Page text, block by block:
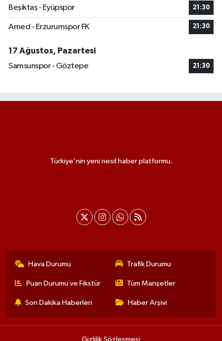
Beşiktaş - Eyüpspor 21:30
Amed - Erzurumspor FK 21:30
17 Ağustos, Pazartesi
Samsunspor - Göztepe
21:30
Türkiye'nin yeni nesil haber platformu.
Hava Durumu Trafik Durumu
Puan Durumu ve Fikstür Tüm Manşetler
Son Dakika Haberleri Haber Arşivi
Gizlilik Sözleşmesi